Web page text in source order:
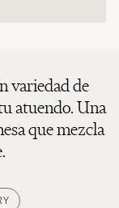
variedad de
atuendo. Una
que mezcla